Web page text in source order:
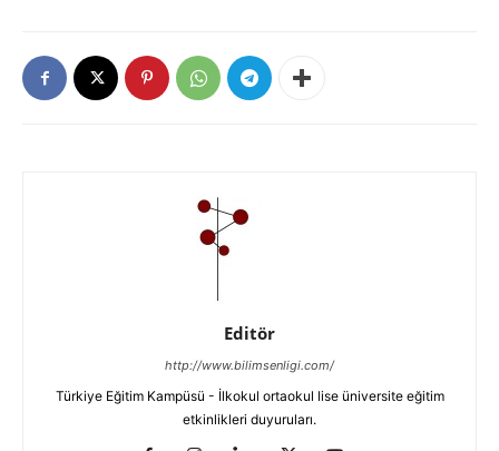
Editör
http://www.bilimsenligi.com/
Türkiye Eğitim Kampüsü - İlkokul ortaokul lise üniversite eğitim
etkinlikleri duyuruları.